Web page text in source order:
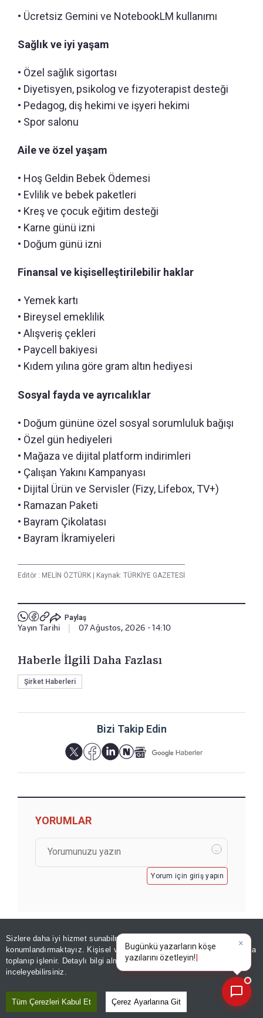
Sizlere daha iyi hizmet sunabilmek adına sitemizde
konumlandırmaktayız. Kişisel verileriniz, KVKK ve GDPR kapsamında
toplanıp işlenir. Detaylı bilgi almak içinAydınlatma Metnimizi
inceleyebilirsiniz.
Tüm Çerezleri Kabul Et Çerez Ayarlarına Git
• Ücretsiz Gemini ve NotebookLM kullanımı
Sağlık ve iyi yaşam
• Özel sağlık sigortası
• Diyetisyen, psikolog ve fizyoterapist desteği
• Pedagog, diş hekimi ve işyeri hekimi
• Spor salonu
Aile ve özel yaşam
• Hoş Geldin Bebek Ödemesi
• Evlilik ve bebek paketleri
• Kreş ve çocuk eğitim desteği
• Karne günü izni
• Doğum günü izni
Finansal ve kişiselleştirilebilir haklar
• Yemek kartı
• Bireysel emeklilik
• Alışveriş çekleri
• Paycell bakiyesi
• Kıdem yılına göre gram altın hediyesi
Sosyal fayda ve ayrıcalıklar
• Doğum gününe özel sosyal sorumluluk bağışı
• Özel gün hediyeleri
• Mağaza ve dijital platform indirimleri
• Çalışan Yakını Kampanyası
• Dijital Ürün ve Servisler (Fizy, Lifebox, TV+)
• Ramazan Paketi
• Bayram Çikolatası
• Bayram İkramiyeleri
Editör : MELİN ÖZTÜRK Kaynak: TÜRKİYE GAZETESİ
Paylaş
Yayın Tarihi 07 Ağustos, 2026 - 14:10
Haberle İlgili Daha Fazlası
Şirket Haberleri
Bizi Takip Edin
YORUMLAR
Yorum için giriş yapın
GÖZDEN KAÇMASIN
Sıcaklardan bunalanlara ilaç gibi
×
Bugünkü yazarların köşe
yazılarını özetleyin!